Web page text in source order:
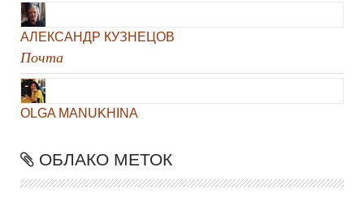
АЛЕКСАНДР КУЗНЕЦОВ
Почта
OLGA MANUKHINA
ОБЛАКО МЕТОК